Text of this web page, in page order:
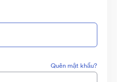
Quên mật khẩu?